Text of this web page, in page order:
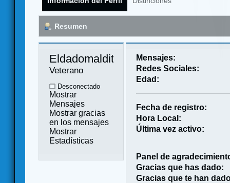
Resumen
Veterano
Desconectado
Mostrar
Mensajes
Mostrar gracias
en los mensajes
Mostrar
Estadísticas
Mensajes:
Redes Sociales:
Edad:
Fecha de registro:
Hora Local:
Última vez activo:
Panel de
Gracias que has dado:
Gracias que te han